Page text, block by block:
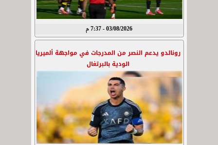
03/08/2026 - 7:37 م
رونالدو يدعم النصر من المدرجات في مواجهة ألميريا
الودية بالبرتغال